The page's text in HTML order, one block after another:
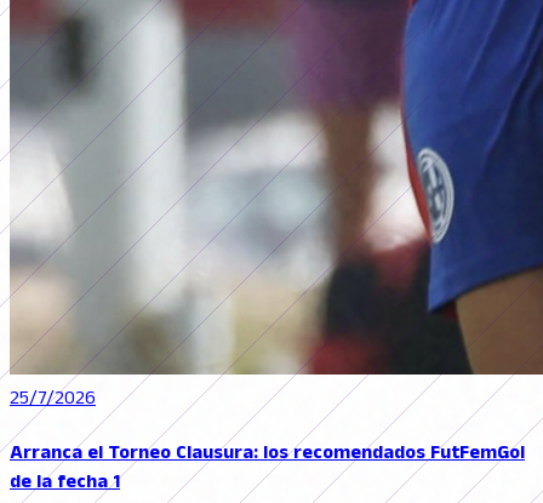
25/7/2026
Arranca el Torneo Clausura: los recomendados FutFemGol
de la fecha 1